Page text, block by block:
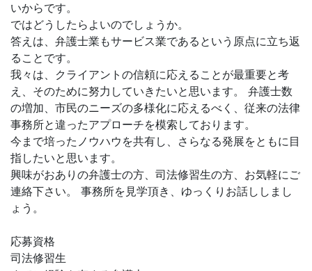
いからです。
ではどうしたらよいのでしょうか。
答えは、弁護士業もサービス業であるという原点に立ち返
ることです。
我々は、クライアントの信頼に応えることが最重要と考
え、そのために努力していきたいと思います。 弁護士数
の増加、市民のニーズの多様化に応えるべく、従来の法律
事務所と違ったアプローチを模索しております。
今まで培ったノウハウを共有し、さらなる発展をともに目
指したいと思います。
興味がおありの弁護士の方、司法修習生の方、お気軽にご
連絡下さい。 事務所を見学頂き、ゆっくりお話ししまし
ょう。
応募資格
司法修習生